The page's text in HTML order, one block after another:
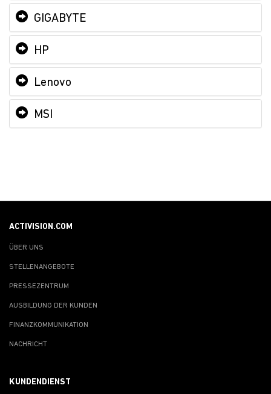
GIGABYTE
HP
Lenovo
MSI
ACTIVISION.COM
ÜBER UNS
STELLENANGEBOTE
PRESSEZENTRUM
AUSBILDUNG DER KUNDEN
FINANZKOMMUNIKATION
NACHRICHT
KUNDENDIENST